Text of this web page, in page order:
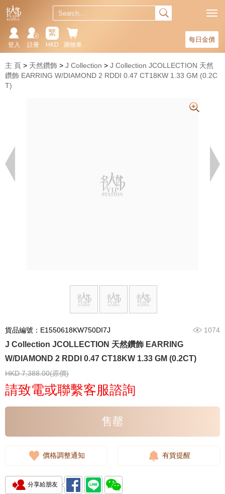
每日金價
購物車
繁
HKD
註冊
登入
主 頁 天然鑽飾 J Collection
J Collection JCOLLECTION 天然
鑽飾 EARRING W/DIAMOND 2 RDDI 0.47 CT18KW 1.33 GM (0.2C
T)
貨品編號：E1550618KW750DI7J 1074
J Collection JCOLLECTION 天然鑽飾 EARRING
W/DIAMOND 2 RDDI 0.47 CT18KW 1.33 GM (0.2CT)
HKD 7,388.00(原價)
請致電或聯繫客服諮詢
售罄
價格調整通知 有貨提醒
分享給朋友